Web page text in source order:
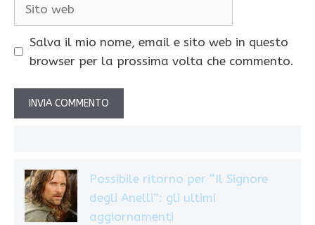
Salva il mio nome, email e sito web in questo
browser per la prossima volta che commento.
Possibile ritorno per “Il Signore
degli Anelli”: gli ultimi
aggiornamenti